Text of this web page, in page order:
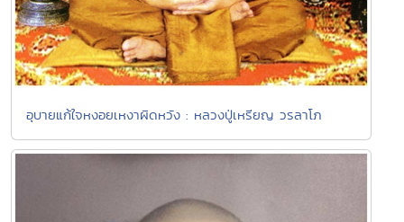
อุบายแก้ใจหงอยเหงาผิดหวัง : หลวงปู่เหรียญ วรลาโภ